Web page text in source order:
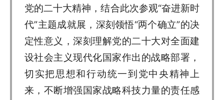
党的二十大精神，结合此次参观“奋进新时
代”主题成就展，深刻领悟“两个确立”的决
定性意义，深刻理解党的二十大对全面建
设社会主义现代化国家作出的战略部署，
切实把思想和行动统一到党中央精神上
来，不断增强国家战略科技力量的责任感